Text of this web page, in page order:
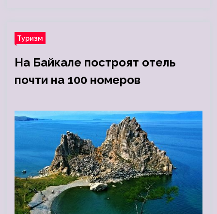
Туризм
На Байкале построят отель
почти на 100 номеров